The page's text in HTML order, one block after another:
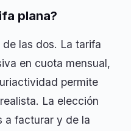
plana?
las dos. La tarifa
en cuota mensual,
permite
La elección
a facturar y de la